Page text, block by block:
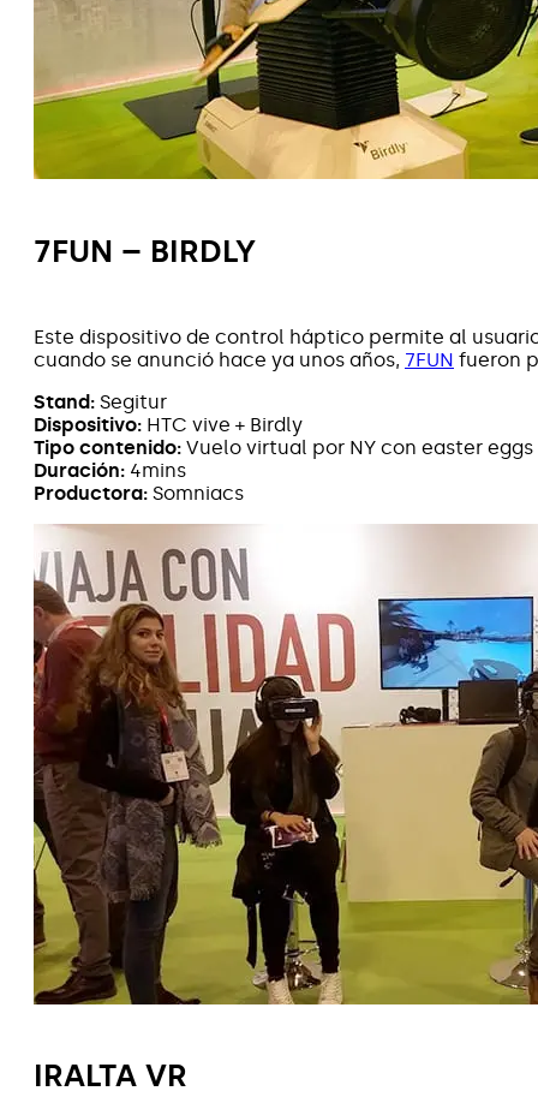
7FUN – BIRDLY
Este dispositivo de control háptico permite al
cuando se anunció hace ya unos años, 7FUN fueron
Stand: Segitur
Dispositivo: HTC vive + Birdly
Tipo contenido: Vuelo virtual por NY con easter eggs
Duración: 4mins
Productora: Somniacs
IRALTA VR